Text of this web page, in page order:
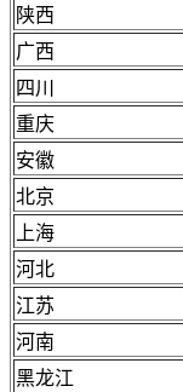
陕西
广西
四川
重庆
安徽
北京
上海
河北
江苏
河南
黑龙江